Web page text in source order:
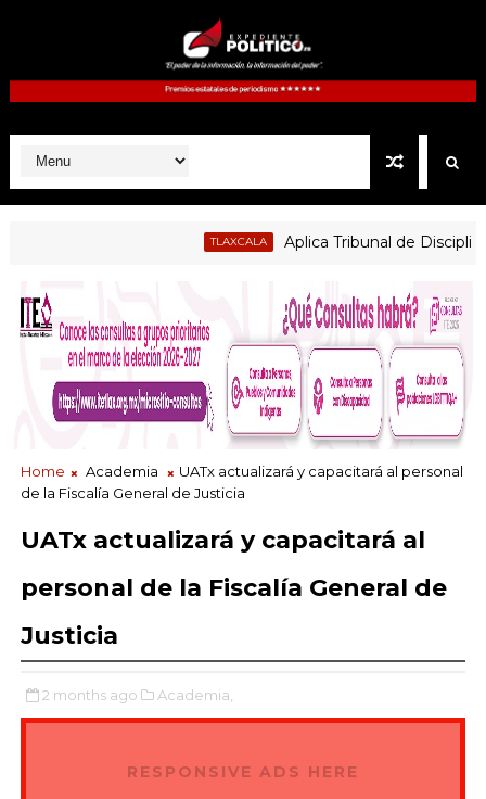
TLAXCALA Aplica Tribunal de Disciplina
Home Academia
UATx actualizará y capacitará al personal
de la Fiscalía General de Justicia
UATx actualizará y capacitará al
personal de la Fiscalía General de
Justicia
2 months ago Academia,
RESPONSIVE ADS HERE